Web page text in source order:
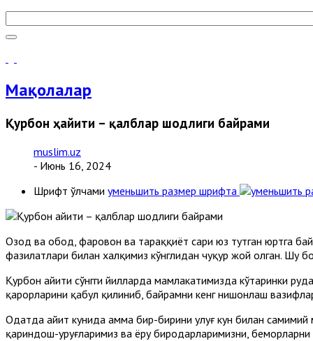
Мақолалар
Қурбон ҳайити – қалблар шодлиги байрами
muslim.uz
- Июнь 16, 2024
Шрифт ўлчами уменьшить размер шрифта
Озод ва обод, фаровон ва тараққиёт сари юз тутган юртга
фазилатлари билан халқимиз кўнглидан чуқур жой олган. Шу
Қурбон ҳайити сўнгги йилларда мамлакатимизда кўтаринки
қарорларини қабул қилиниб, байрамни кенг нишонлаш
Одатда ҳайит кунида ҳамма бир-бирини улуғ кун билан
қариндош-уруғларимиз ва ёру биродарларимизни, беморларни